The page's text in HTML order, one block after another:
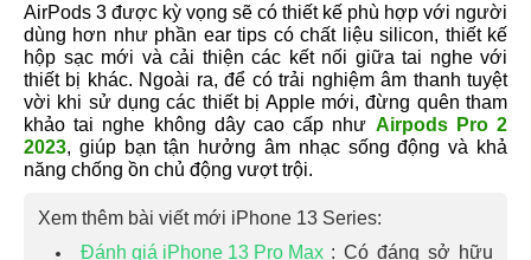
AirPods 3 được kỳ vọng sẽ có thiết kế phù hợp với người
dùng hơn như phần ear tips có chất liệu silicon, thiết kế
hộp sạc mới và cải thiện các kết nối giữa tai nghe với
thiết bị khác. Ngoài ra, để có trải nghiệm âm thanh tuyệt
vời khi sử dụng các thiết bị Apple mới, đừng quên tham
khảo tai nghe không dây cao cấp như Airpods Pro 2
2023, giúp bạn tận hưởng âm nhạc sống động và khả
năng chống ồn chủ động vượt trội.
Xem thêm bài viết mới iPhone 13 Series:
Đánh giá iPhone 13 Pro Max : Có đáng sở hữu